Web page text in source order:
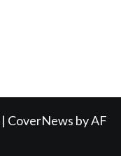
| CoverNews by AF